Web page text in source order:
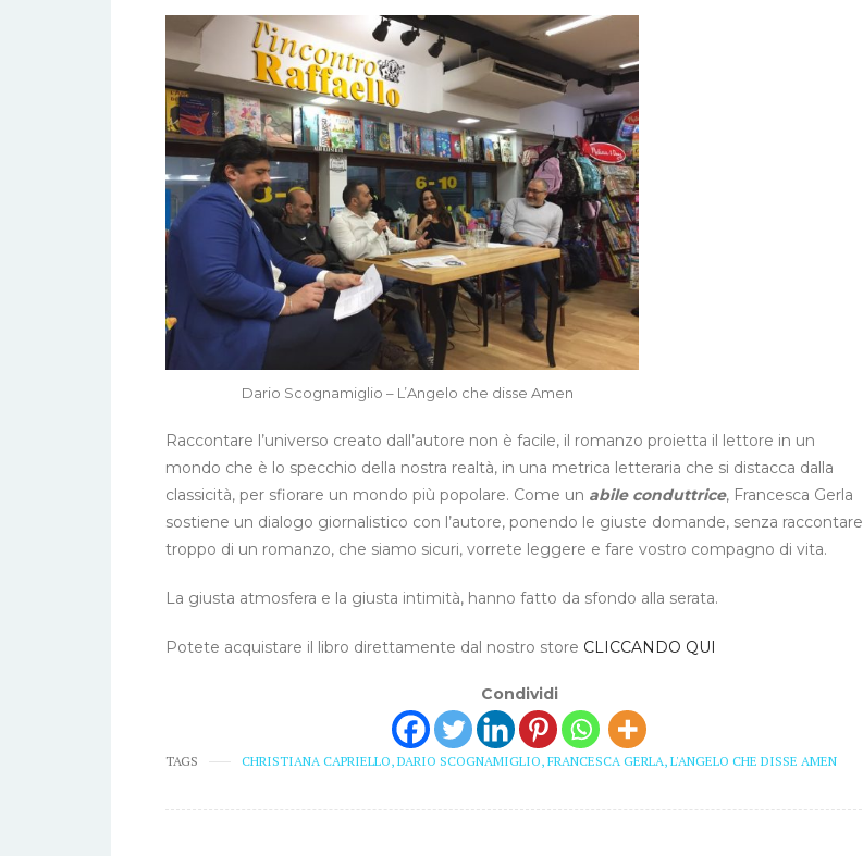
Dario Scognamiglio – L’Angelo che disse Amen
Raccontare l’universo creato dall’autore non è facile, il romanzo proietta il lettore in un
mondo che è lo specchio della nostra realtà, in una metrica letteraria che si distacca dalla
classicità, per sfiorare un mondo più popolare. Come un abile conduttrice, Francesca Gerla
sostiene un dialogo giornalistico con l’autore, ponendo le giuste domande, senza raccontare
troppo di un romanzo, che siamo sicuri, vorrete leggere e fare vostro compagno di vita.
La giusta atmosfera e la giusta intimità, hanno fatto da sfondo alla serata.
Potete acquistare il libro direttamente dal nostro store CLICCANDO QUI
Condividi
TAGS CHRISTIANA CAPRIELLO, DARIO SCOGNAMIGLIO, FRANCESCA GERLA, L'ANGELO CHE DISSE AMEN